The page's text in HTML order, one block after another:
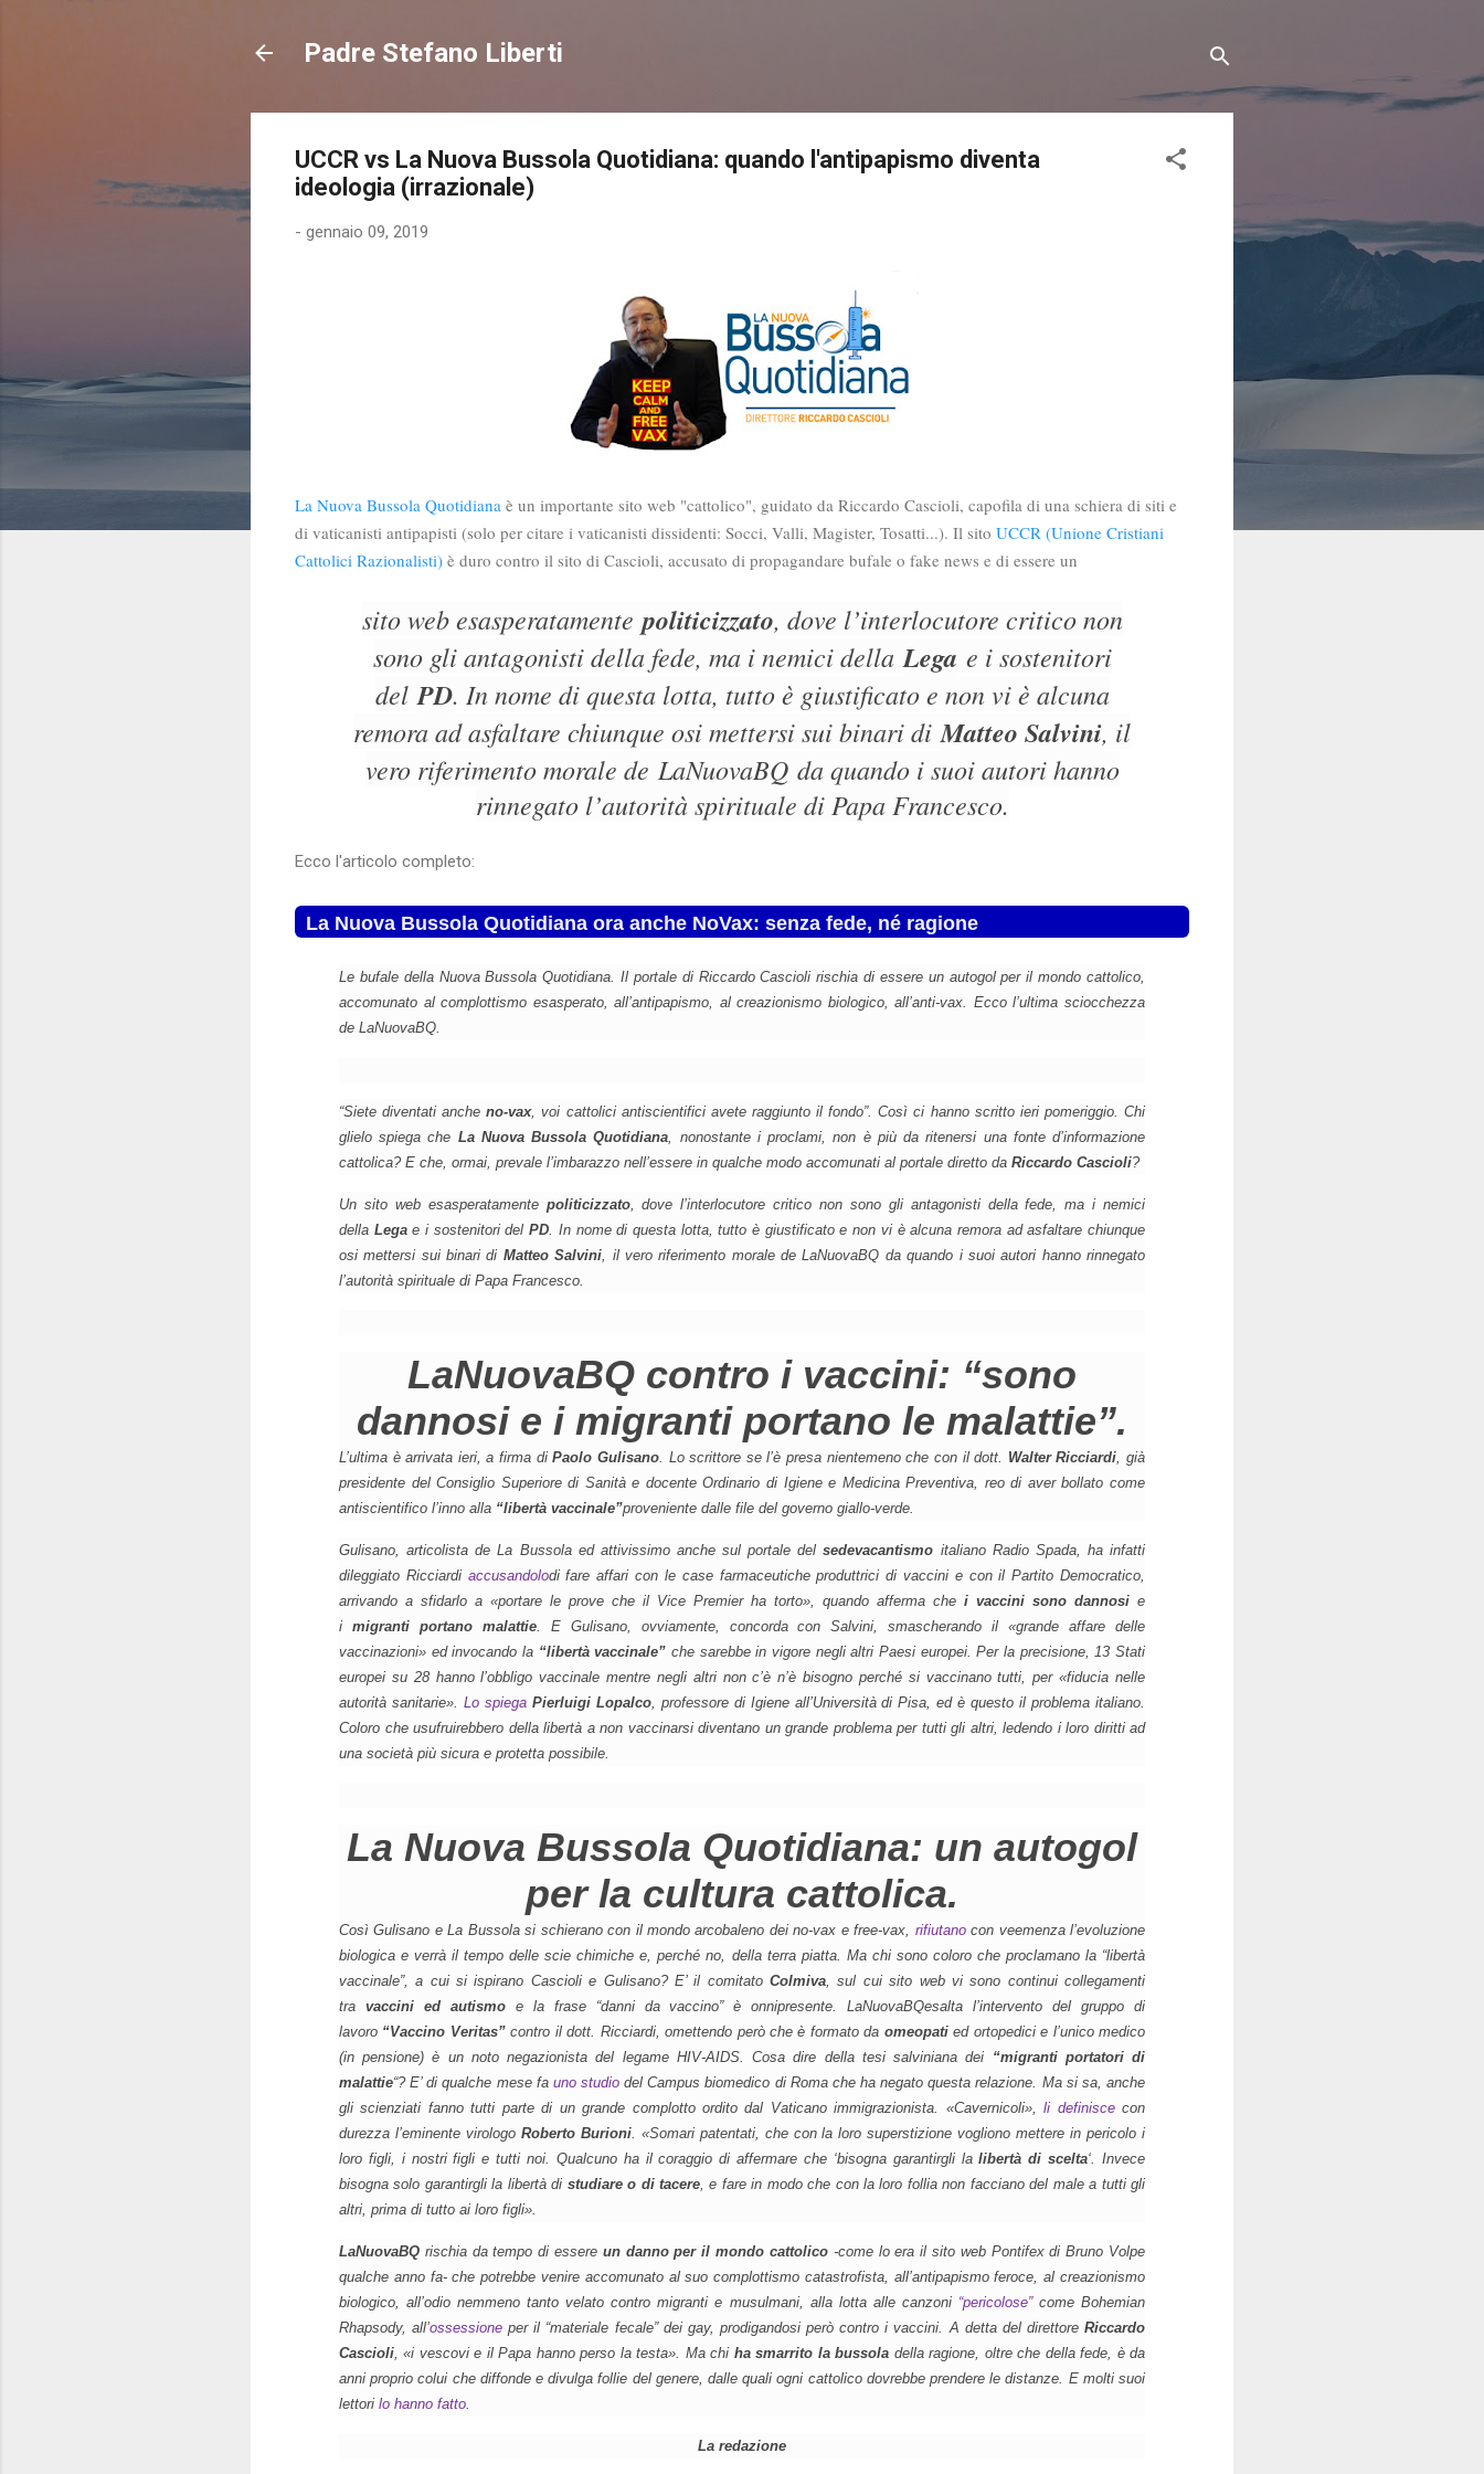
Padre Stefano Liberti
UCCR vs La Nuova Bussola Quotidiana: quando l'antipapismo diventa
ideologia (irrazionale)
- gennaio 09, 2019
La Nuova Bussola Quotidiana è un importante sito web "cattolico", guidato da Riccardo Cascioli, capofila di una schiera di siti e
di vaticanisti antipapisti (solo per citare i vaticanisti dissidenti: Socci, Valli, Magister, Tosatti...). Il sito UCCR (Unione Cristiani
Cattolici Razionalisti) è duro contro il sito di Cascioli, accusato di propagandare bufale o fake news e di essere un
sito web esasperatamentepoliticizzato, dove l’interlocutore critico non
sono gli antagonisti della fede, ma i nemici della Lega e i sostenitori
del PD. In nome di questa lotta, tutto è giustificato e non vi è alcuna
remora ad asfaltare chiunque osi mettersi sui binari di Matteo Salvini, il
vero riferimento morale de LaNuovaBQda quando i suoi autori hanno
rinnegato l’autorità spirituale di Papa Francesco.
Ecco l'articolo completo:
La Nuova Bussola Quotidiana ora anche NoVax: senza fede, né ragione
Le bufale della Nuova Bussola Quotidiana. Il portale di Riccardo Cascioli rischia di essere un autogol per il mondo cattolico,
accomunato al complottismo esasperato, all’antipapismo, al creazionismo biologico, all’anti-vax. Ecco l’ultima sciocchezza
de LaNuovaBQ.
“Siete diventati ancheno-vax, voi cattolici antiscientifici avete raggiunto il fondo”. Così ci hanno scritto ieri pomeriggio. Chi
glielo spiega che La Nuova Bussola Quotidiana , nonostante i proclami, non è più da ritenersi una fonte d’informazione
cattolica? E che, ormai, prevale l’imbarazzo nell’essere in qualche modo accomunati al portale diretto da Riccardo Cascioli?
Un sito web esasperatamente politicizzato, dove l’interlocutore critico non sono gli antagonisti della fede, ma i nemici
della Legae i sostenitori delPD . In nome di questa lotta, tutto è giustificato e non vi è alcuna remora ad asfaltare chiunque
osi mettersi sui binari di Matteo Salvini , il vero riferimento morale deLaNuovaBQ da quando i suoi autori hanno rinnegato
l’autorità spirituale di Papa Francesco.
LaNuovaBQ contro i vaccini: “sono
dannosi e i migranti portano le malattie”.
L’ultima è arrivata ieri, a firma diPaolo Gulisano. Lo scrittore se l’è presa nientemeno che con il dott. Walter Ricciardi , già
presidente del Consiglio Superiore di Sanità e docente Ordinario di Igiene e Medicina Preventiva, reo di aver bollato come
antiscientifico l’inno alla “libertà vaccinale”proveniente dalle file del governo giallo-verde.
Gulisano, articolista deLa Bussola ed attivissimo anche sul portale delsedevacantismo italiano Radio Spada, ha infatti
dileggiato Ricciardi accusandolodi fare affari con le case farmaceutiche produttrici di vaccini e con il Partito Democratico,
arrivando a sfidarlo a «portare le prove che il Vice Premier ha torto» , quando afferma che i vaccini sono dannosi e
i migranti portano malattie. E Gulisano, ovviamente, concorda con Salvini, smascherando il«grande affare delle
vaccinazioni» ed invocando la “libertà vaccinale” che sarebbe in vigore negli altri Paesi europei. Per la precisione, 13 Stati
europei su 28 hanno l’obbligo vaccinale mentre negli altri non c’è n’è bisogno perché si vaccinano tutti, per«fiducia nelle
autorità sanitarie». Lo spiega Pierluigi Lopalco, professore di Igiene all’Università di Pisa, ed è questo il problema italiano.
Coloro che usufruirebbero della libertà a non vaccinarsi diventano un grande problema per tutti gli altri, ledendo i loro diritti ad
una società più sicura e protetta possibile.
La Nuova Bussola Quotidiana: un autogol
per la cultura cattolica.
Così Gulisano eLa Bussolasi schierano con il mondo arcobaleno dei no-vax e free-vax, rifiutanocon veemenza l’evoluzione
biologica e verrà il tempo delle scie chimiche e, perché no, della terra piatta. Ma chi sono coloro che proclamano la “libertà
vaccinale”, a cui si ispirano Cascioli e Gulisano? E’ il comitatoColmiva , sul cui sito web vi sono continui collegamenti
tra vaccini ed autismoe la frase “danni da vaccino” è onnipresente.LaNuovaBQesalta l’intervento del gruppo di
lavoro “Vaccino Veritas”contro il dott. Ricciardi, omettendo però che è formato da omeopatied ortopedici e l’unico medico
(in pensione) è un noto negazionista del legame HIV-AIDS. Cosa dire della tesi salviniana dei “migranti portatori di
malattie“? E’ di qualche mese fa uno studio del Campus biomedico di Roma che ha negato questa relazione. Ma si sa, anche
gli scienziati fanno tutti parte di un grande complotto ordito dal Vaticano immigrazionista. «Cavernicoli»,li definiscecon
durezza l’eminente virologo Roberto Burioni. «Somari patentati, che con la loro superstizione vogliono mettere in pericolo i
loro figli, i nostri figli e tutti noi. Qualcuno ha il coraggio di affermare che ‘bisogna garantirgli lalibertà di scelta‘. Invece
bisogna solo garantirgli la libertà di studiare o di tacere, e fare in modo che con la loro follia non facciano del male a tutti gli
altri, prima di tutto ai loro figli»
LaNuovaBQ rischia da tempo di essere un danno per il mondo cattolico-come lo era il sito web Pontifexdi Bruno Volpe
qualche anno fa- che potrebbe venire accomunato al suo complottismo catastrofista, all’antipapismo feroce, al creazionismo
biologico, all’odio nemmeno tanto velato contro migranti e musulmani, alla lotta alle canzoni “pericolose” comeBohemian
Rhapsody, all’ossessione per il “materiale fecale” dei gay, prodigandosi però contro i vaccini. A detta del direttoreRiccardo
Cascioli ,«i vescovi e il Papa hanno perso la testa» . Ma chi ha smarrito la bussola della ragione, oltre che della fede, è da
anni proprio colui che diffonde e divulga follie del genere, dalle quali ogni cattolico dovrebbe prendere le distanze. E molti suoi
lettori lo hanno fatto
La redazione